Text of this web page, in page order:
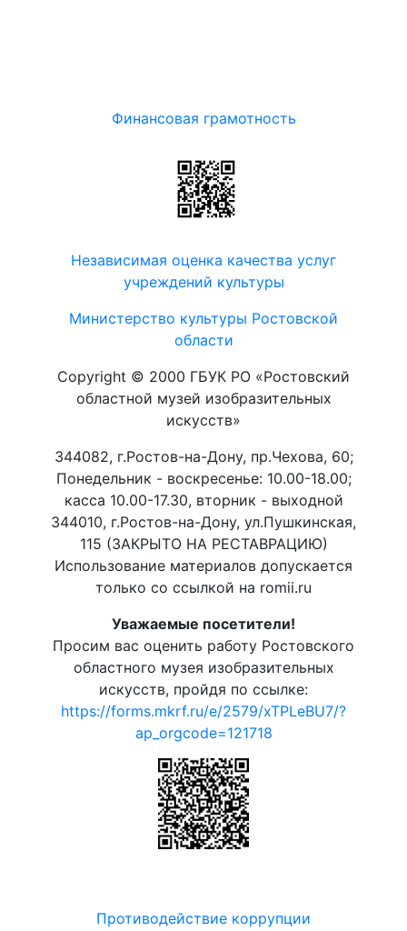
Финансовая грамотность
Независимая оценка качества услуг
учреждений культуры
Министерство культуры Ростовской
области
Copyright © 2000 ГБУК РО «Ростовский
областной музей изобразительных
искусств»
344082, г.Ростов-на-Дону, пр.Чехова, 60;
Понедельник - воскресенье: 10.00-18.00;
касса 10.00-17.30, вторник - выходной
344010, г.Ростов-на-Дону, ул.Пушкинская,
115 (ЗАКРЫТО НА РЕСТАВРАЦИЮ)
Использование материалов допускается
только со ссылкой на romii.ru
Уважаемые посетители!
Просим вас оценить работу Ростовского
областного музея изобразительных
искусств, пройдя по ссылке:
https://forms.mkrf.ru/e/2579/xTPLeBU7/?
ap_orgcode=121718
Противодействие коррупции